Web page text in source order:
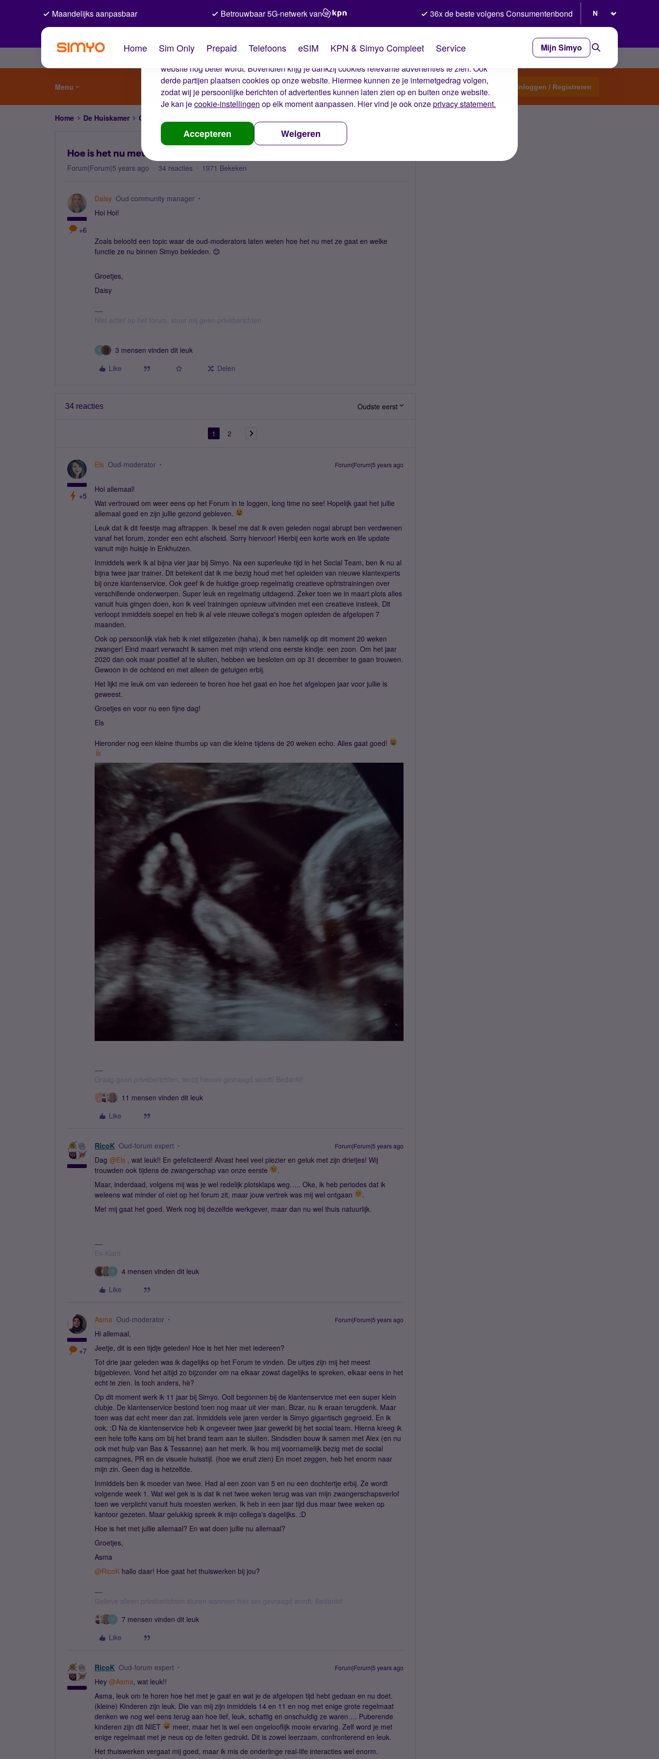
De cookies van Simyo
Wij gebruiken cookies op onze website. Met deze cookies zorgen wij ervoor dat je ervaring op de
website nog beter wordt. Bovendien krijg je dankzij cookies relevante advertenties te zien. Ook
derde partijen plaatsen cookies op onze website. Hiermee kunnen ze je internetgedrag volgen,
zodat wij je persoonlijke berichten of advertenties kunnen laten zien op en buiten onze website.
Je kan jecookie-instellingen op elk moment aanpassen. Hier vind je ook onzeprivacy statement.
Accepteren Weigeren
Maandelijks aanpasbaar Betrouwbaar 5G-netwerk van 36x de beste volgens Consumentenbond
Home Sim Only Prepaid Telefoons eSIM KPN & Simyo Compleet Service Mijn Simyo
Menu Start een topic Inloggen / Registreren
Home De Huiskamer Gewoon gezellig
Hoe is het nu met?
Forum|Forum|5 years ago 34 reacties 1971 Bekeken
+6
Daisy Oud community manager
Hoi Hoi!
Zoals beloofd een topic waar de oud-moderators laten weten hoe het nu met ze gaat en welke
functie ze nu binnen Simyo bekleden. 😊
Groetjes,
Daisy
Niet actief op het forum, stuur mij geen privéberichten
R
3 mensen vinden dit leuk
Like
Delen
34 reacties Oudste eerst
1 2
+5
Els Oud-moderator Forum|Forum|5 years ago
Hoi allemaal!
Wat vertrouwd om weer eens op het Forum in te loggen, long time no see! Hopelijk gaat het jullie
allemaal goed en zijn jullie gezond gebleven.
Leuk dat ik dit feestje mag aftrappen. Ik besef me dat ik even geleden nogal abrupt ben verdwenen
vanaf het forum, zonder een echt afscheid. Sorry hiervoor! Hierbij een korte work en life update
vanuit mijn huisje in Enkhuizen.
Inmiddels werk ik al bijna vier jaar bij Simyo. Na een superleuke tijd in het Social Team, ben ik nu al
bijna twee jaar trainer. Dit betekent dat ik me bezig houd met het opleiden van nieuwe klantexperts
bij onze klantenservice. Ook geef ik de huidige groep regelmatig creatieve opfristrainingen over
verschillende onderwerpen. Super leuk en regelmatig uitdagend. Zeker toen we in maart plots alles
vanuit huis gingen doen, kon ik veel trainingen opnieuw uitvinden met een creatieve insteek. Dit
verloopt inmiddels soepel en heb ik al vele nieuwe collega's mogen opleiden de afgelopen 7
maanden.
Ook op persoonlijk vlak heb ik niet stilgezeten (haha), ik ben namelijk op dit moment 20 weken
zwanger! Eind maart verwacht ik samen met mijn vriend ons eerste kindje: een zoon. Om het jaar
2020 dan ook maar positief af te sluiten, hebben we besloten om op 31 december te gaan trouwen.
Gewoon in de ochtend en met alleen de getuigen erbij.
Het lijkt me leuk om van iedereen te horen hoe het gaat en hoe het afgelopen jaar voor jullie is
geweest.
Groetjes en voor nu een fijne dag!
Els
Hieronder nog een kleine thumbs up van die kleine tijdens de 20 weken echo. Alles gaat goed!
Graag geen privéberichten, tenzij hierom gevraagd wordt! Bedankt!
G
11 mensen vinden dit leuk
Like
RicoK Oud-forum expert Forum|Forum|5 years ago
Dag @Els , wat leuk!! En gefeliciteerd! Alvast heel veel plezier en geluk met zijn drietjes! Wij
trouwden ook tijdens de zwangerschap van onze eerste
.
Maar, inderdaad, volgens mij was je wel redelijk plotsklaps weg….. Oke, ik heb periodes dat ik
weleens wat minder of niet op het forum zit, maar jouw vertrek was mij wel ontgaan
.
Met mij gaat het goed. Werk nog bij dezelfde werkgever, maar dan nu wel thuis natuurlijk.
Ex-Klant
R
4 mensen vinden dit leuk
Like
+7
Asma Oud-moderator Forum|Forum|5 years ago
Hi allemaal,
Jeetje, dit is een tijdje geleden! Hoe is het hier met iedereen?
Tot drie jaar geleden was ik dagelijks op het Forum te vinden. De uitjes zijn mij het meest
bijgebleven. Vond het altijd zo bijzonder om na elkaar zowat dagelijks te spreken, elkaar eens in het
echt te zien. Is toch anders, hè?
Op dit moment werk ik 11 jaar bij Simyo. Ooit begonnen bij de klantenservice met een super klein
clubje. De klantenservice bestond toen nog maar uit vier man. Bizar, nu ik eraan terugdenk. Maar
toen was dat echt meer dan zat. Inmiddels vele jaren verder is Simyo gigantisch gegroeid. En ik
ook. :D Na de klantenservice heb ik ongeveer twee jaar gewerkt bij het social team. Hierna kreeg ik
een hele toffe kans om bij het brand team aan te sluiten. Sindsdien bouw ik samen met Alex (en nu
ook met hulp van Bas & Tessanne) aan het merk. Ik hou mij voornamelijk bezig met de social
campagnes, PR en de visuele huisstijl. (hoe we eruit zien) En moet zeggen, heb het enorm naar
mijn zin. Geen dag is hetzelfde.
Inmiddels ben ik moeder van twee. Had al een zoon van 5 en nu een dochtertje erbij. Ze wordt
volgende week 1. Wat wel gek is is dat ik net twee weken terug was van mijn zwangerschapsverlof
toen we verplicht vanuit huis moesten werken. Ik heb in een jaar tijd dus maar twee weken op
kantoor gezeten. Maar gelukkig spreek ik mijn collega's dagelijks. :D
Hoe is het met jullie allemaal? En wat doen jullie nu allemaal?
Groetjes,
Asma
@RicoK hallo daar! Hoe gaat het thuiswerken bij jou?
Gelieve alleen privéberichten sturen wanneer hier om gevraagd wordt. Bedankt!
R
7 mensen vinden dit leuk
Like
RicoK Oud-forum expert Forum|Forum|5 years ago
Hey @Asma, wat leuk!!
Asma, leuk om te horen hoe het met je gaat en wat je de afgelopen tijd hebt gedaan en nu doet.
(kleine) Kinderen zijn leuk. Die van mij zijn inmiddels 14 en 11 en nog met enige grote regelmaat
denken we nog wel eens terug aan hoe lief, leuk, schattig en onschuldig ze waren…. Puberende
kinderen zijn dit NIET
meer, maar het is wel een ongelooflijk mooie ervaring. Zelf word je met
enige regelmaat met je neus op de feiten gedrukt. Dit is zowel leerzaam, confronterend en leuk.
Het thuiswerken vergaat mij goed, maar ik mis de onderlinge real-life interacties wel enorm.